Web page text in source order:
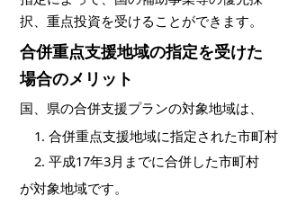
択、重点投資を受けることができます。
合併重点支援地域の指定を受けた
場合のメリット
国、県の合併支援プランの対象地域は、
合併重点支援地域に指定された市町村
平成17年3月までに合併した市町村
が対象地域です。